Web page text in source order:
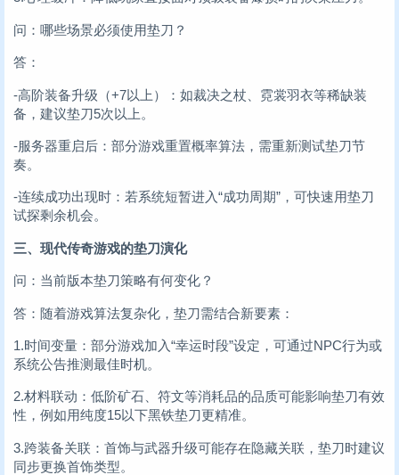
问：哪些场景必须使用垫刀？
答：
-高阶装备升级（+7以上）：如裁决之杖、霓裳羽衣等稀缺装
备，建议垫刀5次以上。
-服务器重启后：部分游戏重置概率算法，需重新测试垫刀节
奏。
-连续成功出现时：若系统短暂进入“成功周期”，可快速用垫刀
试探剩余机会。
三、现代传奇游戏的垫刀演化
问：当前版本垫刀策略有何变化？
答：随着游戏算法复杂化，垫刀需结合新要素：
1.时间变量：部分游戏加入“幸运时段”设定，可通过NPC行为或
系统公告推测最佳时机。
2.材料联动：低阶矿石、符文等消耗品的品质可能影响垫刀有效
性，例如用纯度15以下黑铁垫刀更精准。
3.跨装备关联：首饰与武器升级可能存在隐藏关联，垫刀时建议
同步更换首饰类型。